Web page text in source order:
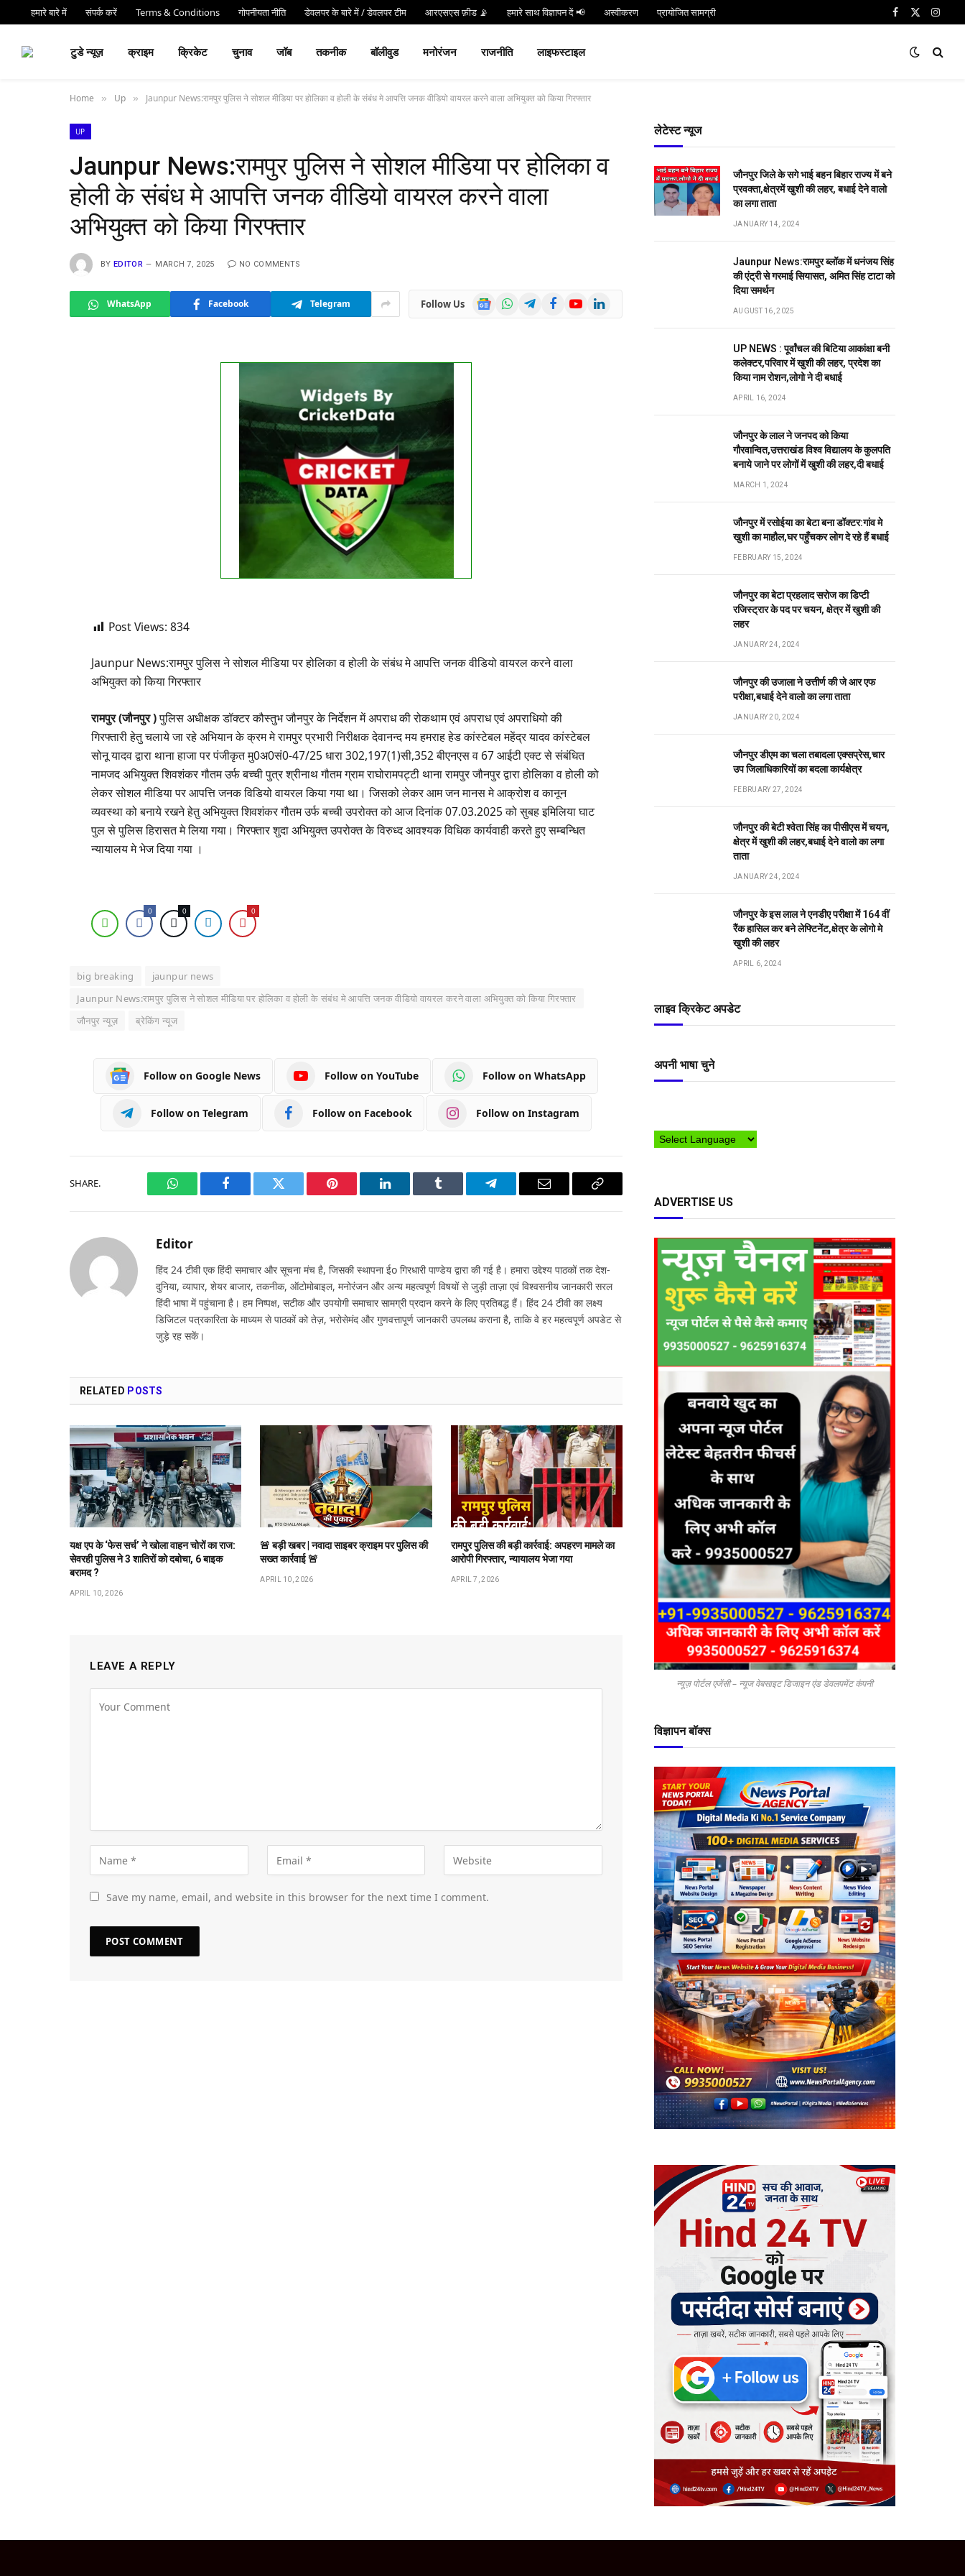
हमारे बारे में संपर्क करें Terms & Conditions गोपनीयता नीति डेवलपर के बारे में / डेवलपर टीम आरएसएस फ़ीड 📡 हमारे साथ विज्ञापन दें 📢 अस्वीकरण प्रायोजित सामग्री Facebook
X
टुडे न्यूज़ क्राइम क्रिकेट चुनाव जॉब तकनीक बॉलीवुड मनोरंजन राजनीति लाइफस्टाइल
Home » Up » Jaunpur News:रामपुर पुलिस ने सोशल मीडिया पर होलिका व होली के संबंध मे आपत्ति जनक वीडियो वायरल करने वाला अभियुक्त को किया गिरफ्तार
UP
Jaunpur News:रामपुर पुलिस ने सोशल मीडिया पर होलिका व
होली के संबंध मे आपत्ति जनक वीडियो वायरल करने वाला
अभियुक्त को किया गिरफ्तार
BY EDITOR MARCH 7, 2025 NO COMMENTS
WhatsApp Facebook Telegram Follow Us
Google
News
WhatsAppTelegramFacebookYouTubeLinkedIn
FIXTURE
No live matches found.
See recent results
See fixtures
Post Views: 834
Jaunpur News:रामपुर पुलिस ने सोशल मीडिया पर होलिका व होली के संबंध मे आपत्ति जनक वीडियो वायरल करने वाला
अभियुक्त को किया गिरफ्तार
रामपुर (जौनपुर )पुलिस अधीक्षक डॉक्टर कौस्तुभ जौनपुर के निर्देशन में अपराध की रोकथाम एवं अपराध एवं अपराधियो की
गिरफ्तारी हेतु चलाये जा रहे अभियान के क्रम मे रामपुर प्रभारी निरीक्षक देवानन्द मय हमराह हेड कांस्टेबल महेंद्र यादव कांस्टेबल
सोनू यादव द्वारा थाना हाजा पर पंजीकृत मु0अ0सं0-47/25 धारा 302,197(1)सी,352 बीएनएस व 67 आईटी एक्ट से संबंधित
नामजद अभियुक्त शिवशंकर गौतम उर्फ बच्ची पुत्र श्रीनाथ गौतम ग्राम राघोरामपट्टी थाना रामपुर जौनपुर द्वारा होलिका व होली को
लेकर सोशल मीडिया पर आपत्ति जनक विडियो वायरल किया गया था। जिसको लेकर आम जन मानस मे आक्रोश व कानून
व्यवस्था को बनाये रखने हेतु अभियुक्त शिवशंकर गौतम उर्फ बच्ची उपरोक्त को आज दिनांक 07.03.2025 को सुबह इमिलिया घाट
पुल से पुलिस हिरासत मे लिया गया। गिरफ्तार शुदा अभियुक्त उपरोक्त के विरुध्द आवश्यक विधिक कार्यवाही करते हुए सम्बन्धित
न्यायालय मे भेज दिया गया ।
0 0 0
big breaking
jaunpur news
Jaunpur News:रामपुर पुलिस ने सोशल मीडिया पर होलिका व होली के संबंध मे आपत्ति जनक वीडियो वायरल करने वाला अभियुक्त को किया गिरफ्तार
जौनपुर न्यूज़
ब्रेकिंग न्यूज
Follow on Google News Follow on YouTube Follow on WhatsApp
Follow on Telegram Follow on Facebook Follow on Instagram
SHARE.
WhatsAppFacebook Twitter Pinterest LinkedIn Tumblr Telegram Email
Copy
Editor
हिंद 24 टीवी एक हिंदी समाचार और सूचना मंच है, जिसकी स्थापना ईo गिरधारी पाण्डेय द्वारा की गई है। हमारा उद्देश्य पाठकों तक देश-
दुनिया, व्यापार, शेयर बाजार, तकनीक, ऑटोमोबाइल, मनोरंजन और अन्य महत्वपूर्ण विषयों से जुड़ी ताज़ा एवं विश्वसनीय जानकारी सरल
हिंदी भाषा में पहुंचाना है। हम निष्पक्ष, सटीक और उपयोगी समाचार सामग्री प्रदान करने के लिए प्रतिबद्ध हैं। हिंद 24 टीवी का लक्ष्य
डिजिटल पत्रकारिता के माध्यम से पाठकों को तेज़, भरोसेमंद और गुणवत्तापूर्ण जानकारी उपलब्ध कराना है, ताकि वे हर महत्वपूर्ण अपडेट से
जुड़े रह सकें।
RELATED POSTS
यक्ष एप के ‘फेस सर्च’ ने खोला वाहन चोरों का राज:
सेवरही पुलिस ने 3 शातिरों को दबोचा, 6 बाइक
बरामद ?
APRIL 10, 2026
🚨 बड़ी खबर | नवादा साइबर क्राइम पर पुलिस की
सख्त कार्रवाई 🚨
APRIL 10, 2026
रामपुर पुलिस की बड़ी कार्रवाई: अपहरण मामले का
आरोपी गिरफ्तार, न्यायालय भेजा गया
APRIL 7, 2026
LEAVE A REPLY
Save my name, email, and website in this browser for the next time I comment.
लेटेस्ट न्यूज
जौनपुर जिले के सगे भाई बहन बिहार राज्य में बने
प्रवक्ता,क्षेत्रमें खुशी की लहर, बधाई देने वालो
का लगा ताता
JANUARY 14, 2024
Jaunpur News:रामपुर ब्लॉक में धनंजय सिंह
की एंट्री से गरमाई सियासत, अमित सिंह टाटा को
दिया समर्थन
AUGUST 16, 2025
UP NEWS : पूर्वांचल की बिटिया आकांक्षा बनी
कलेक्टर,परिवार में खुशी की लहर, प्रदेश का
किया नाम रोशन,लोगो ने दी बधाई
APRIL 16, 2024
जौनपुर के लाल ने जनपद को किया
गौरवान्वित,उत्तराखंड विश्व विद्यालय के कुलपति
बनाये जाने पर लोगों में खुशी की लहर,दी बधाई
MARCH 1, 2024
जौनपुर में रसोईया का बेटा बना डॉक्टर:गांव मे
खुशी का माहौल,घर पहुँचकर लोग दे रहे हैं बधाई
FEBRUARY 15, 2024
जौनपुर का बेटा प्रहलाद सरोज का डिप्टी
रजिस्ट्रार के पद पर चयन, क्षेत्र में खुशी की
लहर
JANUARY 24, 2024
जौनपुर की उजाला ने उत्तीर्ण की जे आर एफ
परीक्षा,बधाई देने वालो का लगा ताता
JANUARY 20, 2024
जौनपुर डीएम का चला तबादला एक्सप्रेस,चार
उप जिलाधिकारियों का बदला कार्यक्षेत्र
FEBRUARY 27, 2024
जौनपुर की बेटी श्वेता सिंह का पीसीएस में चयन,
क्षेत्र में खुशी की लहर,बधाई देने वालो का लगा
ताता
JANUARY 24, 2024
जौनपुर के इस लाल ने एनडीए परीक्षा में 164 वीं
रैंक हासिल कर बने लेफ्टिनेंट,क्षेत्र के लोगो मे
खुशी की लहर
APRIL 6, 2024
लाइव क्रिकेट अपडेट
अपनी भाषा चुने
ADVERTISE US
न्यूज़ पोर्टल एजेंसी – न्यूज वेबसाइट डिजाइन एंड डेवलपमेंट कंपनी
विज्ञापन बॉक्स
⏰ देर न करेंHind 24 TV App डाउनलोड करें और पाएं Live Breaking News!